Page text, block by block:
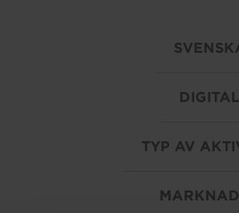
DIGITAL
TYP AV